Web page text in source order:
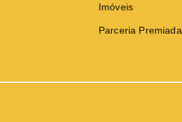
Imóveis
Parceria Premiada